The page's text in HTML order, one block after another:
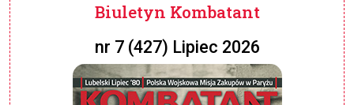
Biuletyn Kombatant
nr 7 (427) Lipiec 2026